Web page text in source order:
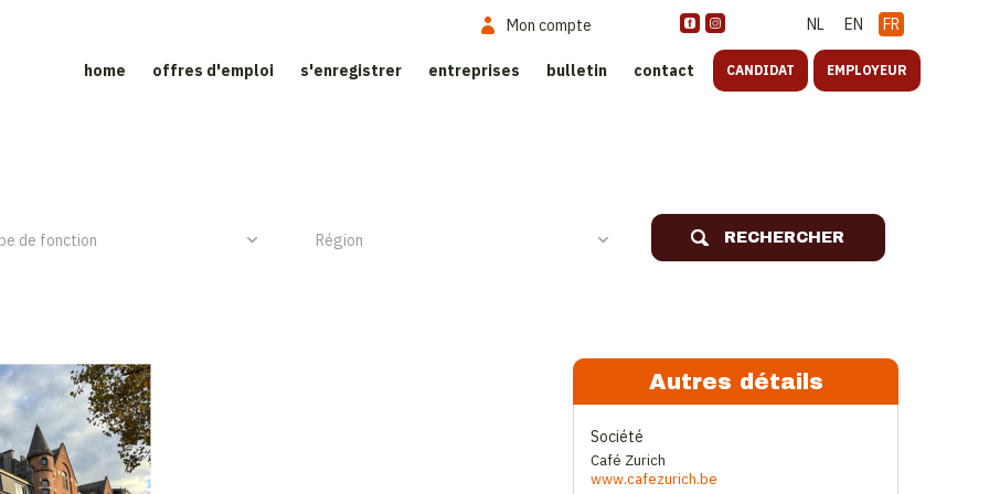
NL EN FR
Mon compte
home offres d'emploi s'enregistrer entreprises bulletin contact CANDIDAT EMPLOYEUR
RECHERCHER
Autres détails
Société
Café Zurich
www.cafezurich.be